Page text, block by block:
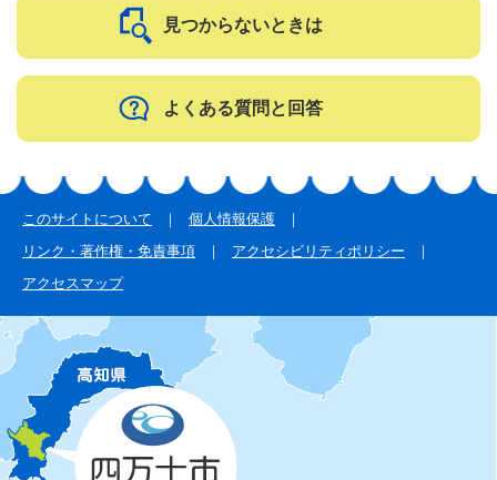
見つからないときは
よくある質問と回答
このサイトについて
個人情報保護
リンク・著作権・免責事項
アクセシビリティポリシー
アクセスマップ